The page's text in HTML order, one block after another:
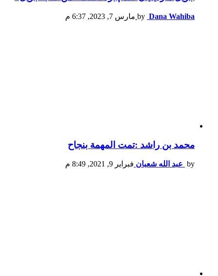
by Dana Wahiba مارس 7, 2023, 6:37 م
محمد بن راشد :تمت المهمة بنجاح
by عبد الله شعبان فبراير 9, 2021, 8:49 م